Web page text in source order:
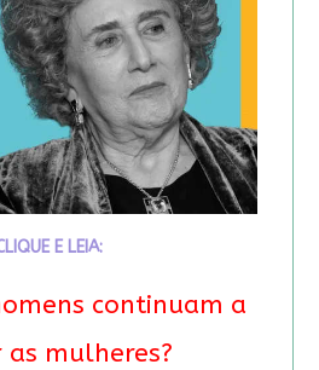
E LEIA:
continuam a
mulheres?